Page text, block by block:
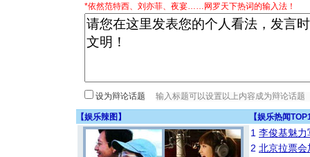
*依然范特西、刘亦菲、夜宴……网罗天下热词的输入法！
设为辩论话题
【娱乐辣图 】 【娱乐热闻
1 李俊基魅力
2 北京拉票